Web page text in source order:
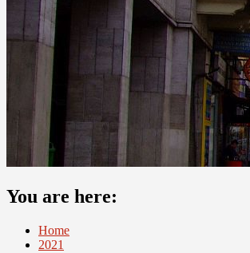
You are here:
Home
2021